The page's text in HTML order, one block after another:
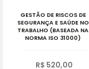
GESTÃO DE RISCOS DE
SEGURANÇA E SAÚDE NO
TRABALHO (BASEADA NA
NORMA ISO 31000)
R$ 520,00